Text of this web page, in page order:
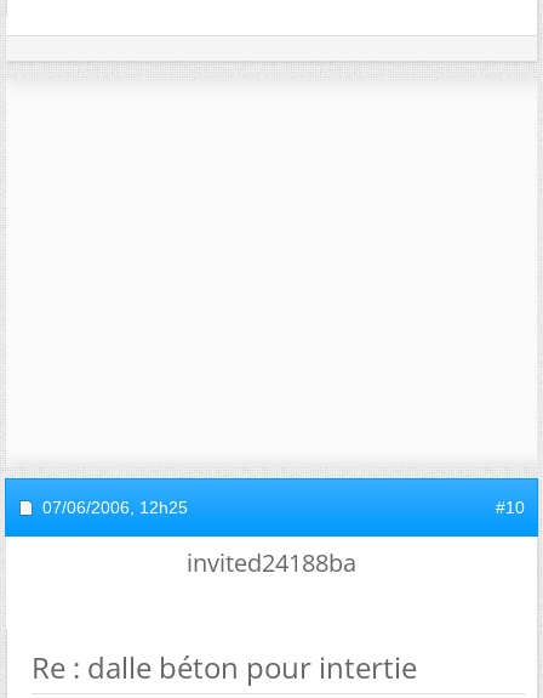
07/06/2006, 12h25 #10
invited24188ba
Re : dalle béton pour intertie